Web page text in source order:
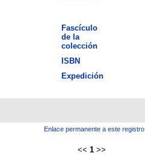
Fascículo
de la
colección
ISBN
Expedición
Enlace permanente a este registro
<< 1 >>